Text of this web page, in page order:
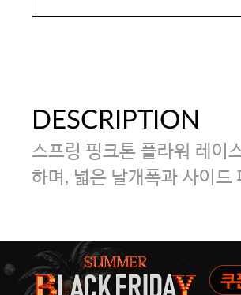
DESCRIPTION
스프링 핑크톤 플라워 레이
하며, 넓은 날개폭과 사이드